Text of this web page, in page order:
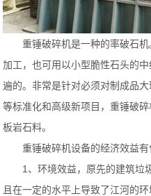
重锤破碎机是一种的率破石
加工，也可用以小型脆性石头的
遍的。非常是针对必须对制成品
等标准化和高级新项目，重锤破
板岩石料。
重锤破碎机设备的经济效益有
1、环境效益，原先的建筑垃
且在一定的水平上导致了江河的